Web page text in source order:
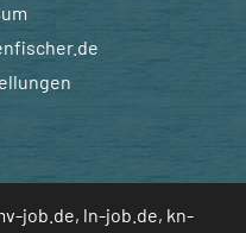
job.de, ln-job.de, kn-